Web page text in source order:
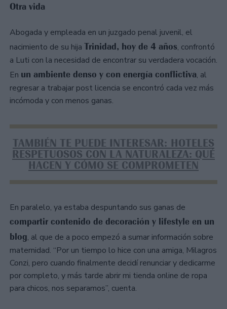
Otra vida
Abogada y empleada en un juzgado penal juvenil, el
nacimiento de su hija Trinidad, hoy de 4 años, confrontó
a Luti con la necesidad de encontrar su verdadera vocación.
En un ambiente denso y con energía conflictiva, al
regresar a trabajar post licencia se encontró cada vez más
incómoda y con menos ganas.
TAMBIÉN TE PUEDE INTERESAR: HOTELES
RESPETUOSOS CON LA NATURALEZA: QUÉ
HACEN Y CÓMO SE COMPROMETEN
En paralelo, ya estaba despuntando sus ganas de
compartir contenido de decoración y lifestyle en un
blog, al que de a poco empezó a sumar información sobre
maternidad. “Por un tiempo lo hice con una amiga, Milagros
Conzi, pero cuando finalmente decidí renunciar y dedicarme
por completo, y más tarde abrir mi tienda online de ropa
para chicos, nos separamos”, cuenta.